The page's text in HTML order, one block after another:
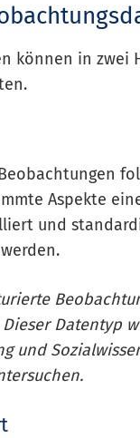
können in
Aspekte
und
Dieser Datentyp
und